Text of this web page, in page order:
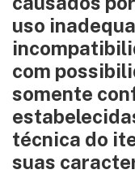
uso
com
somente
técnica do
suas